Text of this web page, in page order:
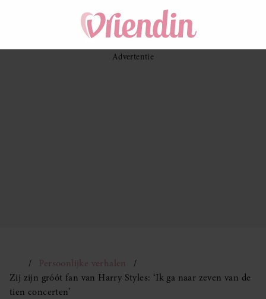
Persoonlijke verhalen
Zij zijn gróót fan van Harry Styles: ‘Ik ga naar zeven van de
tien concerten’